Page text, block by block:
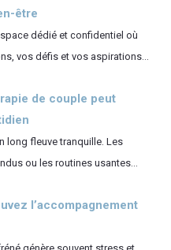
être
dédié et confidentiel où
vos défis et vos aspirations...
de couple peut
long fleuve tranquille. Les
ou les routines usantes...
l’accompagnement